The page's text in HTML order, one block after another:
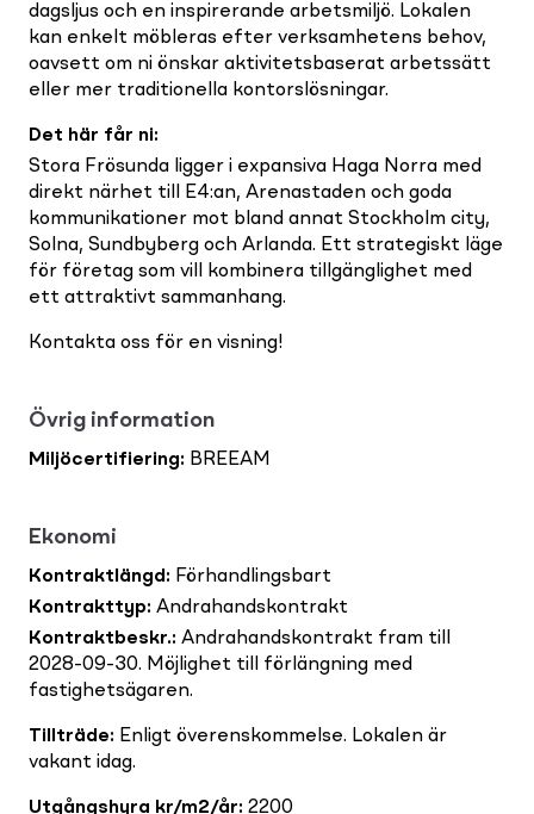
dagsljus och en inspirerande arbetsmiljö. Lokalen
kan enkelt möbleras efter verksamhetens behov,
oavsett om ni önskar aktivitetsbaserat arbetssätt
eller mer traditionella kontorslösningar.
Det här får ni:
Stora Frösunda ligger i expansiva Haga Norra med
direkt närhet till E4:an, Arenastaden och goda
kommunikationer mot bland annat Stockholm city,
Solna, Sundbyberg och Arlanda. Ett strategiskt läge
för företag som vill kombinera tillgänglighet med
ett attraktivt sammanhang.
Kontakta oss för en visning!
Övrig information
Miljöcertifiering: BREEAM
Ekonomi
Kontraktlängd : Förhandlingsbart
Kontrakttyp: Andrahandskontrakt
Kontraktbeskr.: Andrahandskontrakt fram till
2028-09-30. Möjlighet till förlängning med
fastighetsägaren.
Tillträde: Enligt överenskommelse. Lokalen är
vakant idag.
Utgångshyra kr/m2/år: 2200